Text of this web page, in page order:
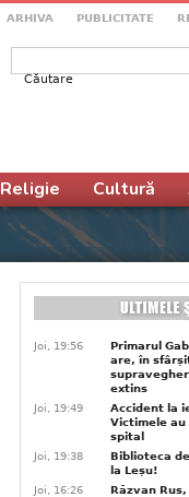
ARHIVA PUBLICITATE
Formular de
Religie Cultură
Joi, 19:56
Primarul
are, în
extins
Joi, 19:49
Accident la
Victimele
spital
Joi, 19:38
Biblioteca
la Leșu!
Joi, 16:26
Răzvan